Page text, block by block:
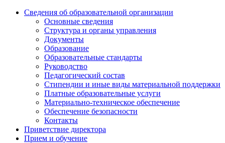
Сведения об образовательной организации
Основные сведения
Структура и органы управления
Документы
Образование
Образовательные стандарты
Руководство
Педагогический состав
Стипендии и иные виды материальной поддержки
Платные образовательные услуги
Материально-техническое обеспечение
Обеспечение безопасности
Контакты
Приветствие директора
Прием и обучение